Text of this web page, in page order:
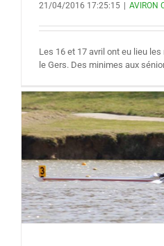
21/04/2016 17:25:15 AVIRON
Les 16 et 17 avril ont eu lieu
le Gers. Des minimes aux